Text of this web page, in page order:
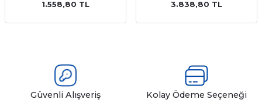
1.558,80 TL 3.838,80 TL
Güvenli Alışveriş Kolay Ödeme Seçeneği